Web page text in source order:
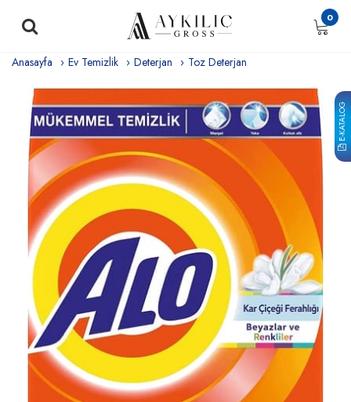
E-KATALOG
0
Anasayfa Ev Temizlik Deterjan Toz Deterjan